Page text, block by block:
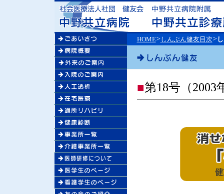
HOME>しんぶん健友目次>
■第18号（2003